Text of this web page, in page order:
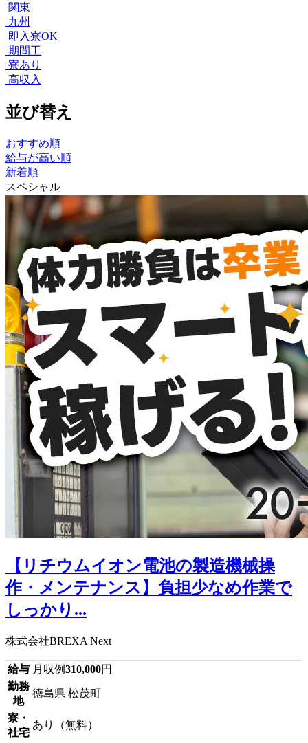
関東
九州
即入寮OK
期間工
寮あり
高収入
並び替え
おすすめ順
給与が高い順
新着順
スペシャル
【リチウムイオン電池の製造機械操
作・メンテナンス】負担少なめ作業で
しっかり...
株式会社BREXA Next
給与 月収例310,000円
勤務
地
徳島県 松茂町
寮・
社宅
あり（無料）